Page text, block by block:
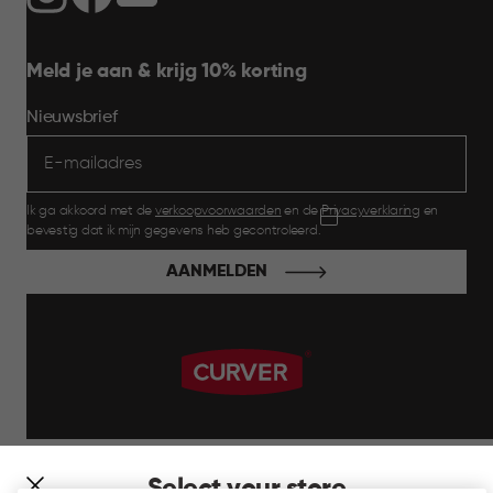
Meld je aan & krijg 10% korting
Nieuwsbrief
Ik ga akkoord met de verkoopvoorwaarden en dePrivacyverklaring en
bevestig dat ik mijn gegevens heb gecontroleerd.
AANMELDEN